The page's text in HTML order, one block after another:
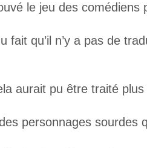
le jeu des comédiens
qu’il n’y a pas de
aurait pu être traité
personnages sourdes